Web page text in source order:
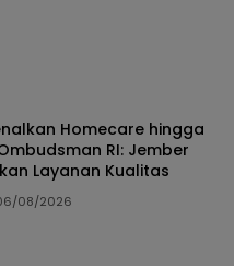
Homecare hingga
RI: Jember
Layanan Kualitas
08/2026